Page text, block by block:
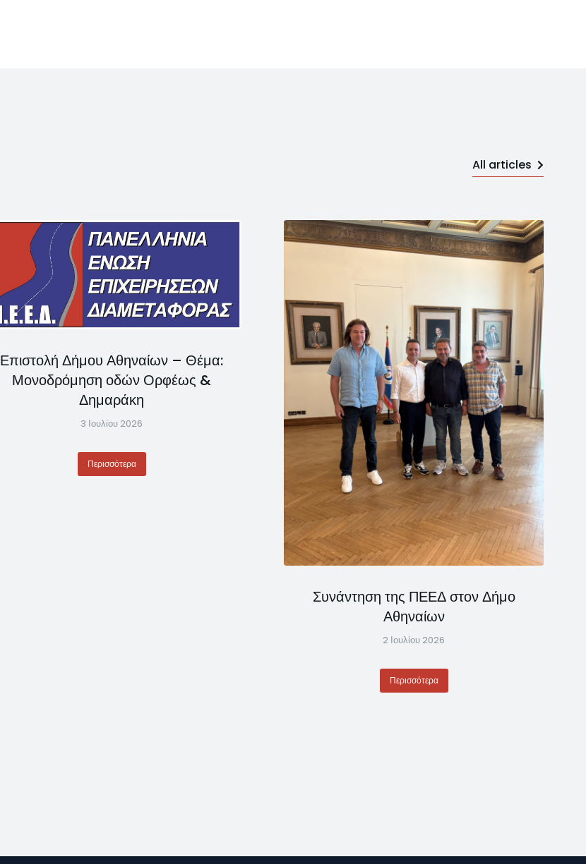
All articles
Επιστολή Δήμου Αθηναίων – Θέμα:
Μονοδρόμηση οδών Ορφέως &
Δημαράκη
3 Ιουλίου 2026
Περισσότερα
Συνάντηση της ΠΕΕΔ στον Δήμο
Αθηναίων
2 Ιουλίου 2026
Περισσότερα